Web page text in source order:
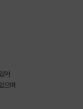
어
으며